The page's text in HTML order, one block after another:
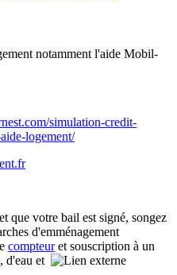
notamment l'aide Mobil-
simulation-credit-
logement/
que votre bail est signé, songez
d'emménagement
compteuret souscription à un
, d'eau et